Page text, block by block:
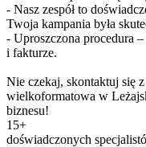
- Nasz zespół to
Twoja kampania była
- Uproszczona procedura
i fakturze.
Nie czekaj, skontaktuj się
wielkoformatowa w
biznesu!
15+
doświadczonych